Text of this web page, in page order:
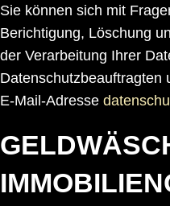
Sie können sich mit
Berichtigung, Löschung
der Verarbeitung Ihrer
Datenschutzbeauftragten
E-Mail-Adresse